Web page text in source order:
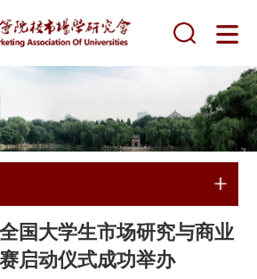
国大学生市场研究与商业
启动仪式成功举办